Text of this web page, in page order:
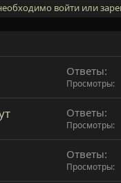
войти или
Ответы
Просмотры
Ответы
Просмотры
Ответы
Просмотры